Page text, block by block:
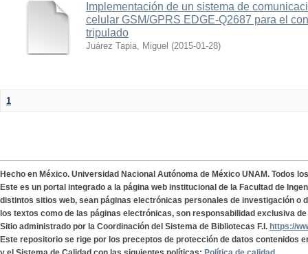
Implementación de un sistema de
celular GSM/GPRS EDGE-Q2687 para el
tripulado
Juárez Tapia, Miguel (2015-01-28)
1
Hecho en México. Universidad Nacional Autónoma de México UNAM. Todos
Este es un portal integrado a la página web institucional de la Facultad de
distintos sitios web, sean páginas electrónicas personales de investigación o
los textos como de las páginas electrónicas, son responsabilidad exclusiva
Sitio administrado por la Coordinación del Sistema de Bibliotecas F.I. https://
Este repositorio se rige por los preceptos de protección de datos contenidos